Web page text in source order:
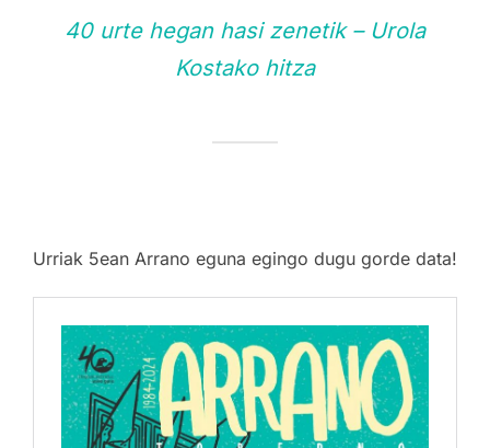
40 urte hegan hasi zenetik – Urola
Kostako hitza
Urriak 5ean Arrano eguna egingo dugu gorde data!